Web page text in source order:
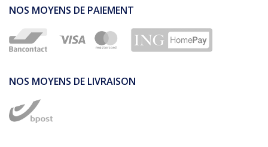
NOS MOYENS DE PAIEMENT
NOS MOYENS DE LIVRAISON